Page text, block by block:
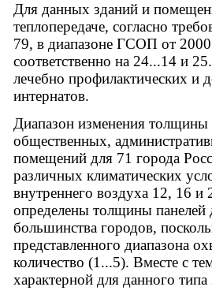
Для данных зданий и
теплопередаче, согласно
79, в диапазоне ГСОП от
соответственно на 24...14 и
лечебно профилактических и
интернатов.
Диапазон изменения
общественных,
помещений для 71 города
различных климатических
внутреннего воздуха 12, 16 и
определены толщины панелей
большинства городов,
представленного диапазона
количество (1...5). Вместе с
характерной для данного типа